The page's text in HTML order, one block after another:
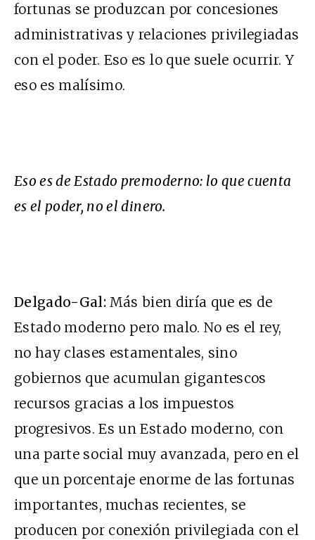
fortunas se produzcan por concesiones
administrativas y relaciones privilegiadas
con el poder. Eso es lo que suele ocurrir. Y
eso es malísimo.
Eso es de Estado premoderno: lo que cuenta
es el poder, no el dinero.
Delgado-Gal: Más bien diría que es de
Estado moderno pero malo. No es el rey,
no hay clases estamentales, sino
gobiernos que acumulan gigantescos
recursos gracias a los impuestos
progresivos. Es un Estado moderno, con
una parte social muy avanzada, pero en el
que un porcentaje enorme de las fortunas
importantes, muchas recientes, se
producen por conexión privilegiada con el